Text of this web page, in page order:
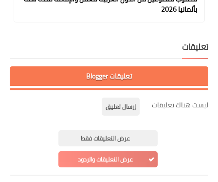
بألمانيا 2026
تعليقات
تعليقات Blogger
ليست هناك تعليقات إرسال تعليق
عرض التعليقات فقط
عرض التعليقات والردود